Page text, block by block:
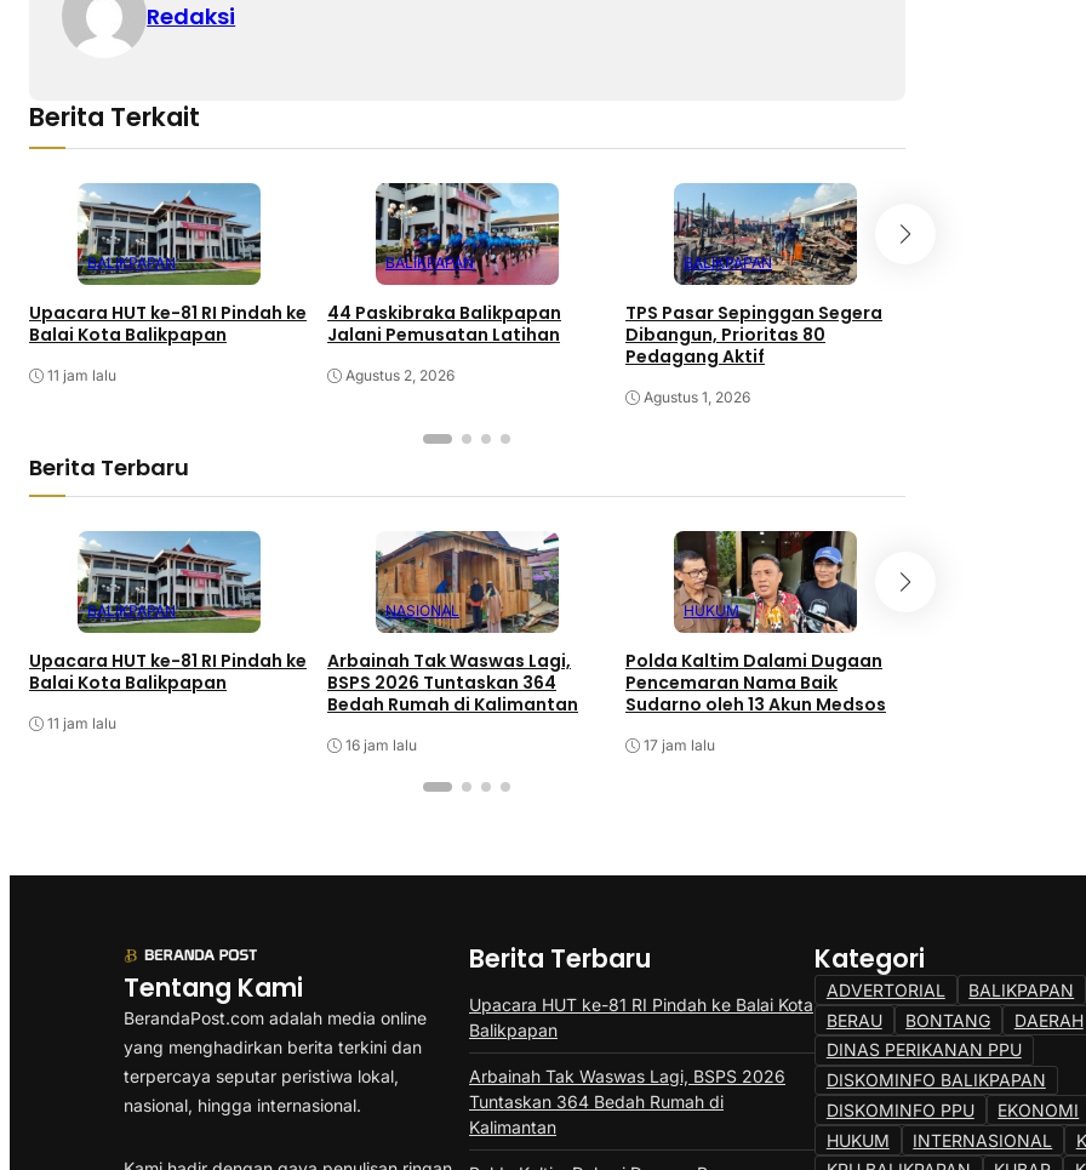
Redaksi
Berita Terkait
BALIKPAPAN
Upacara HUT ke-81 RI Pindah ke
Balai Kota Balikpapan
11 jam lalu
BALIKPAPAN
44 Paskibraka Balikpapan
Jalani Pemusatan Latihan
Agustus 2, 2026
BALIKPAPAN
TPS Pasar Sepinggan Segera
Dibangun, Prioritas 80
Pedagang Aktif
Agustus 1, 2026
Berita Terbaru
BALIKPAPAN
Upacara HUT ke-81 RI Pindah ke
Balai Kota Balikpapan
11 jam lalu
NASIONAL
Arbainah Tak Waswas Lagi,
BSPS 2026 Tuntaskan 364
Bedah Rumah di Kalimantan
16 jam lalu
HUKUM
Polda Kaltim Dalami Dugaan
Pencemaran Nama Baik
Sudarno oleh 13 Akun Medsos
17 jam lalu
Tentang Kami
BerandaPost.com adalah media online
yang menghadirkan berita terkini dan
terpercaya seputar peristiwa lokal,
nasional, hingga internasional.
Berita Terbaru
Upacara HUT ke-81 RI Pindah ke Balai Kota
Balikpapan
Arbainah Tak Waswas Lagi, BSPS 2026
Tuntaskan 364 Bedah Rumah di
Kalimantan
Kategori
ADVERTORIAL
BALIKPAPAN
BERAU
BONTANG
DAERAH
DINAS PERIKANAN PPU
DISKOMINFO BALIKPAPAN
DISKOMINFO PPU
EKONOMI
HUKUM
INTERNASIONAL